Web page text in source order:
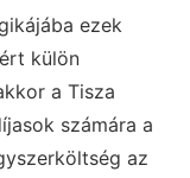
ezek
külön
a Tisza
számára a
az